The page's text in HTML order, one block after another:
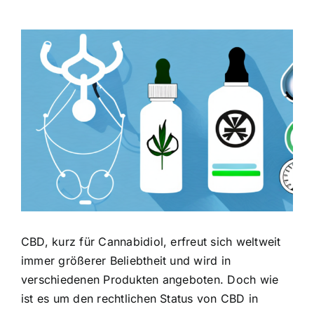
Zeige
grösseres
CBD, kurz für Cannabidiol, erfreut sich weltweit
immer größerer Beliebtheit und wird in
verschiedenen Produkten angeboten. Doch wie
ist es um den rechtlichen Status von CBD in